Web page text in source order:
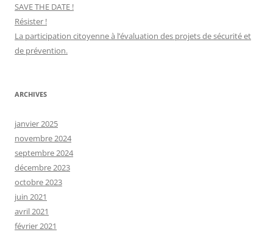
SAVE THE DATE !
Résister !
La participation citoyenne à l’évaluation des projets de sécurité et
de prévention.
ARCHIVES
janvier 2025
novembre 2024
septembre 2024
décembre 2023
octobre 2023
juin 2021
avril 2021
février 2021